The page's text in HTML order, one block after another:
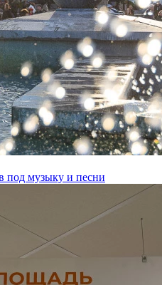
под музыку и песни